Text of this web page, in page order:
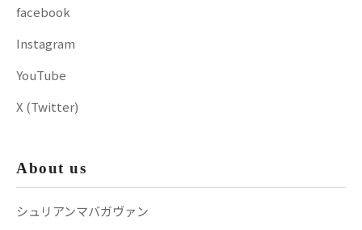
facebook
Instagram
YouTube
X (Twitter)
About us
シュリアンマバガヴァン